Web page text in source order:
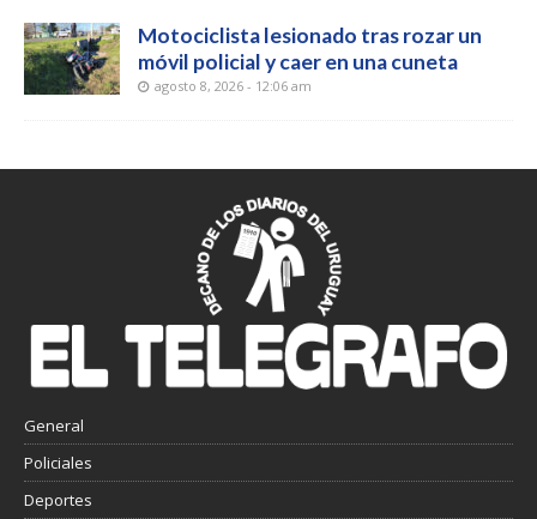
Motociclista lesionado tras rozar un
móvil policial y caer en una cuneta
agosto 8, 2026 - 12:06 am
General
Policiales
Deportes